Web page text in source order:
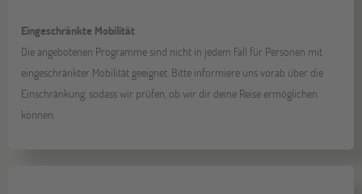
Eingeschränkte Mobilität
Die angebotenen Programme sind nicht in jedem Fall für Personen mit
eingeschränkter Mobilität geeignet. Bitte informiere uns vorab über die
Einschränkung, sodass wir prüfen, ob wir dir deine Reise ermöglichen
können.